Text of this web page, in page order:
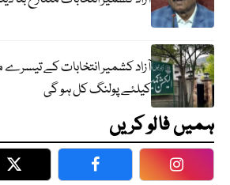
کیلئے پولنگ کل ہو گی
ہمیں فالو کریں
Twitter Facebook